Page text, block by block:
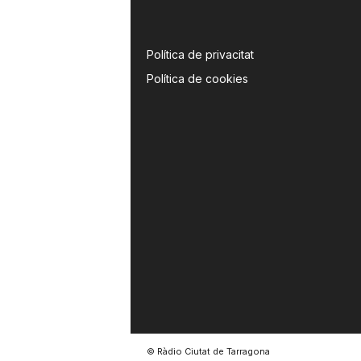
Política de privacitat
Política de cookies
© Ràdio Ciutat de Tarragona